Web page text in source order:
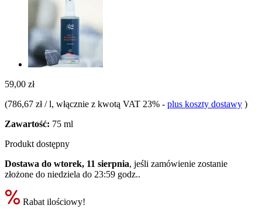
59,00 zł
(786,67 zł / l, włącznie z kwotą VAT 23% - plus koszty dostawy )
Zawartość: 75 ml
Produkt dostępny
Dostawa do wtorek, 11 sierpnia, jeśli zamówienie zostanie
złożone do niedziela do 23:59 godz..
Rabat ilościowy!